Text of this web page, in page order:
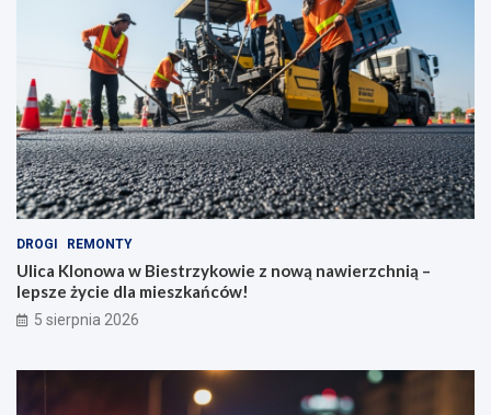
DROGI REMONTY
Ulica Klonowa w Biestrzykowie z nową nawierzchnią –
lepsze życie dla mieszkańców!
5 sierpnia 2026